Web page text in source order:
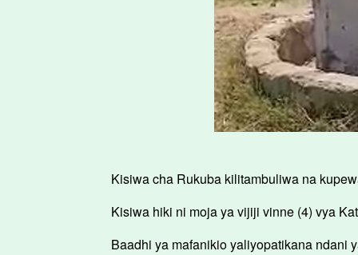
Kisiwa cha Rukuba kilitambuliwa na
Kisiwa hiki ni moja ya vijiji vinne (4) vya
Baadhi ya mafanikio yaliyopatikana ndani